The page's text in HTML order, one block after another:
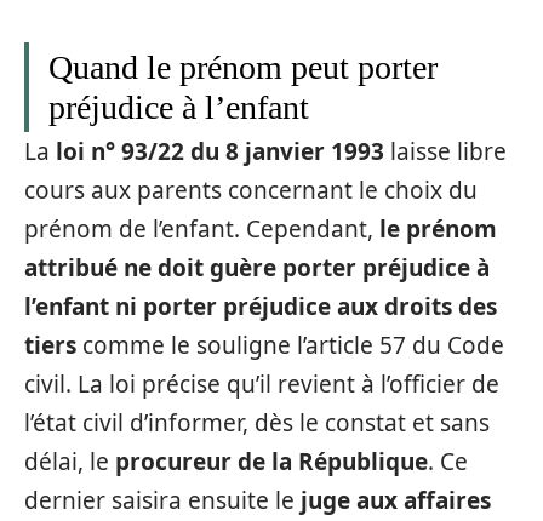
Quand le prénom peut porter
préjudice à l’enfant
La loi n° 93/22 du 8 janvier 1993 laisse libre
cours aux parents concernant le choix du
prénom de l’enfant. Cependant, le prénom
attribué ne doit guère porter préjudice à
l’enfant ni porter préjudice aux droits des
tiers comme le souligne l’article 57 du Code
civil. La loi précise qu’il revient à l’officier de
l’état civil d’informer, dès le constat et sans
délai, le procureur de la République. Ce
dernier saisira ensuite le juge aux affaires